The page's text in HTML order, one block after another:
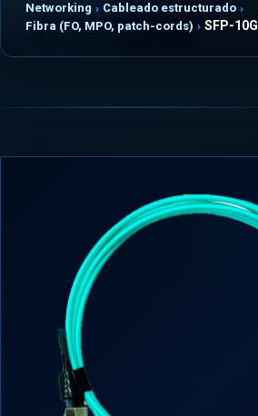
Networking
Cableado estructurado
Fibra (FO, MPO, patch-cords)
SFP-